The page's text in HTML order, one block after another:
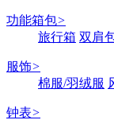
功能箱包>
旅行箱 双肩
服饰>
棉服/羽绒服
钟表>